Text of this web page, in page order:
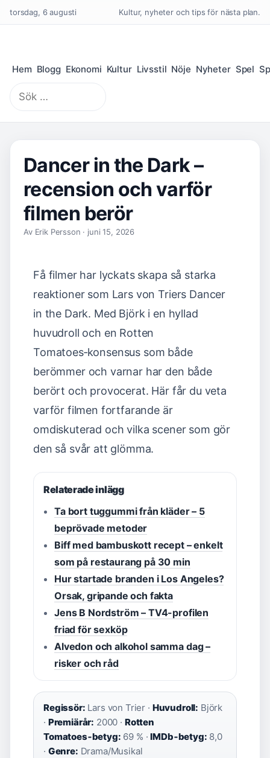
torsdag, 6 augusti Kultur, nyheter och tips för nästa plan.
Hem Blogg Ekonomi Kultur Livsstil Nöje Nyheter Spel
Sök
efter:
Dancer in the Dark –
recension och varför
filmen berör
Av Erik Persson · juni 15, 2026
Få filmer har lyckats skapa så starka
reaktioner som Lars von Triers Dancer
in the Dark. Med Björk i en hyllad
huvudroll och en Rotten
Tomatoes‑konsensus som både
berömmer och varnar har den både
berört och provocerat. Här får du veta
varför filmen fortfarande är
omdiskuterad och vilka scener som gör
den så svår att glömma.
Relaterade inlägg
Ta bort tuggummi från kläder – 5
beprövade metoder
Biff med bambuskott recept – enkelt
som på restaurang på 30 min
Hur startade branden i Los Angeles?
Orsak, gripande och fakta
Jens B Nordström – TV4-profilen
friad för sexköp
Alvedon och alkohol samma dag –
risker och råd
Regissör: Lars von Trier · Huvudroll: Björk
· Premiärår: 2000 · Rotten
Tomatoes‑betyg: 69 % ·IMDb‑betyg: 8,0
· Genre: Drama/Musikal